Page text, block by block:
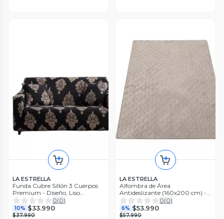
LA ESTRELLA
Funda Cubre Sillón 3 Cuerpos
Premium - Diseño, Liso
Elastizada RS 0(0)
10% $33.990
$37.990
LA ESTRELLA
Alfombra de Área
Antideslizante (160x200 cm) -
Resistencia y Confort CSM
0(0)
6% $53.990
$57.990